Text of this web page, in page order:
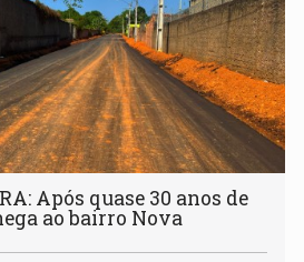
Após quase 30 anos de
ao bairro Nova